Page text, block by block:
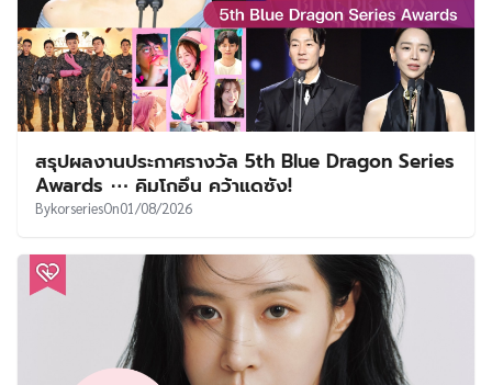
สรุปผลงานประกาศรางวัล 5th Blue Dragon Series
Awards ⋯ คิมโกอึน คว้าแดซัง!
BykorseriesOn01/08/2026